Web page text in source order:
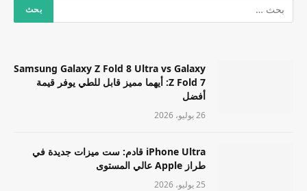
Samsung Galaxy Z Fold 8 Ultra vs Galaxy
Z Fold 7: أيهما مميز قابل للطي يوفر قيمة
أفضل
26 يوليو، 2026
iPhone Ultra قادم: ست ميزات جديدة في
طراز Apple عالي المستوى
25 يوليو، 2026